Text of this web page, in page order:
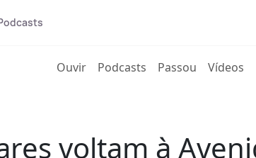
Ouvir(current)
Podcasts Passou Vídeos
voltam à